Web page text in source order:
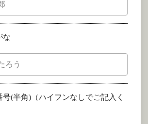
な
号(半角)（ハイフンなしでご記入く